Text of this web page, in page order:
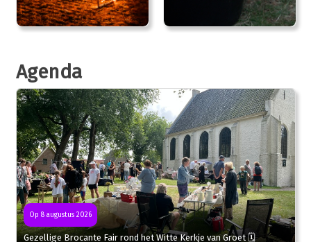
Agenda
Op 8 augustus 2026
Gezellige Brocante Fair rond het Witte Kerkje van Groet 🗓